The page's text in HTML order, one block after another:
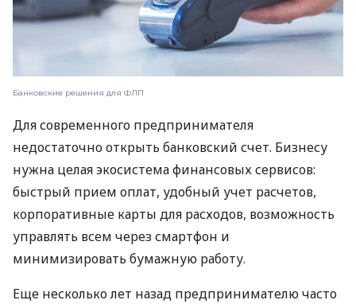
Банковские решения для ФЛП
Для современного предпринимателя
недостаточно открыть банковский счет. Бизнесу
нужна целая экосистема финансовых сервисов:
быстрый прием оплат, удобный учет расчетов,
корпоративные карты для расходов, возможность
управлять всем через смартфон и
минимизировать бумажную работу.
Еще несколько лет назад предпринимателю часто